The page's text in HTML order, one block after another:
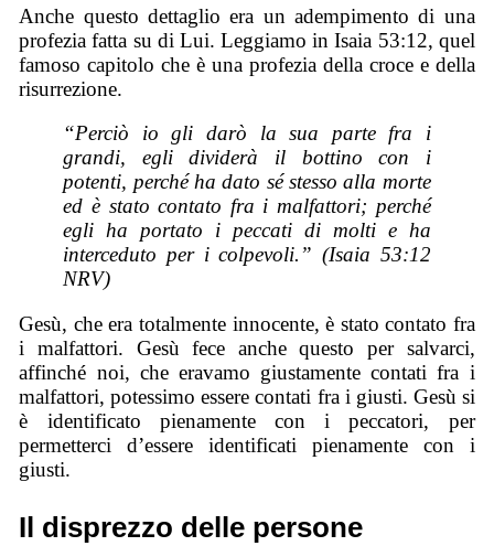
Anche questo dettaglio era un adempimento di una
profezia fatta su di Lui. Leggiamo in Isaia 53:12, quel
famoso capitolo che è una profezia della croce e della
risurrezione.
“Perciò io gli darò la sua parte fra i
grandi, egli dividerà il bottino con i
potenti, perché ha dato sé stesso alla morte
ed è stato contato fra i malfattori; perché
egli ha portato i peccati di molti e ha
interceduto per i colpevoli.” (Isaia 53:12
NRV)
Gesù, che era totalmente innocente, è stato contato fra
i malfattori. Gesù fece anche questo per salvarci,
affinché noi, che eravamo giustamente contati fra i
malfattori, potessimo essere contati fra i giusti. Gesù si
è identificato pienamente con i peccatori, per
permetterci d’essere identificati pienamente con i
giusti.
Il disprezzo delle persone